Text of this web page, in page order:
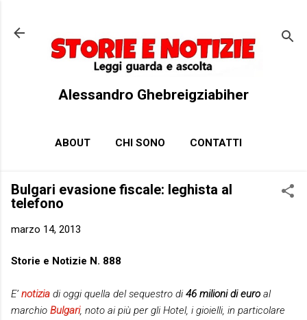
Alessandro Ghebreigziabiher
ABOUT CHI SONO CONTATTI
Bulgari evasione fiscale: leghista al
telefono
marzo 14, 2013
Storie e Notizie N. 888
E’ notizia di oggi quella del sequestro di 46 milioni di euro al
marchio Bulgari, noto ai più per gli Hotel, i gioielli, in particolare